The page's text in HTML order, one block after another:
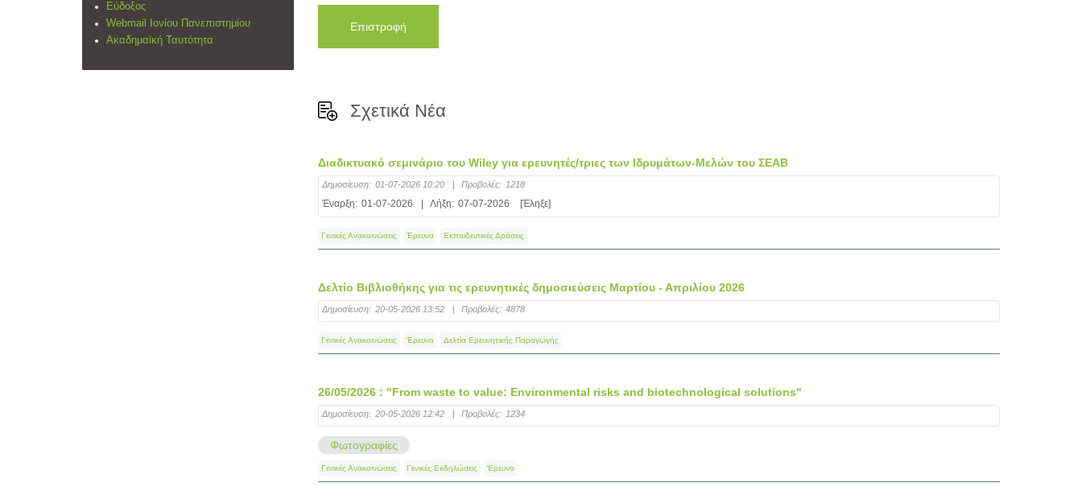
Επιστροφή
Σχετικά Νέα
Διαδικτυακό σεμινάριο του Wiley για ερευνητές/τριες των Ιδρυμάτων-Μελών του ΣΕΑΒ
Δημοσίευση: 01-07-2026 10:20 | Προβολές: 1218
Έναρξη: 01-07-2026 Λήξη: 07-07-2026 [Έληξε]
Γενικές Ανακοινώσεις Έρευνα Εκπαιδευτικές Δράσεις
Δελτίο Βιβλιοθήκης για τις ερευνητικές δημοσιεύσεις Μαρτίου - Απριλίου 2026
Δημοσίευση: 20-05-2026 13:52 | Προβολές: 4878
Γενικές Ανακοινώσεις Έρευνα Δελτία Ερευνητικής Παραγωγής
26/05/2026 : "From waste to value: Environmental risks and biotechnological solutions"
Δημοσίευση: 20-05-2026 12:42 | Προβολές: 1234
Φωτογραφίες
Γενικές Ανακοινώσεις Γενικές Εκδηλώσεις Έρευνα
Εύδοξος
Webmail Ιονίου Πανεπιστημίου
Ακαδημαϊκή Ταυτότητα